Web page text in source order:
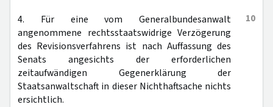
10
4. Für eine vom Generalbundesanwalt
angenommene rechtsstaatswidrige Verzögerung
des Revisionsverfahrens ist nach Auffassung des
Senats angesichts der erforderlichen
zeitaufwändigen Gegenerklärung der
Staatsanwaltschaft in dieser Nichthaftsache nichts
ersichtlich.